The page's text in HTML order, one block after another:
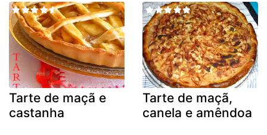
Tarte de maçã e
castanha
Tarte de maçã,
canela e amêndoa